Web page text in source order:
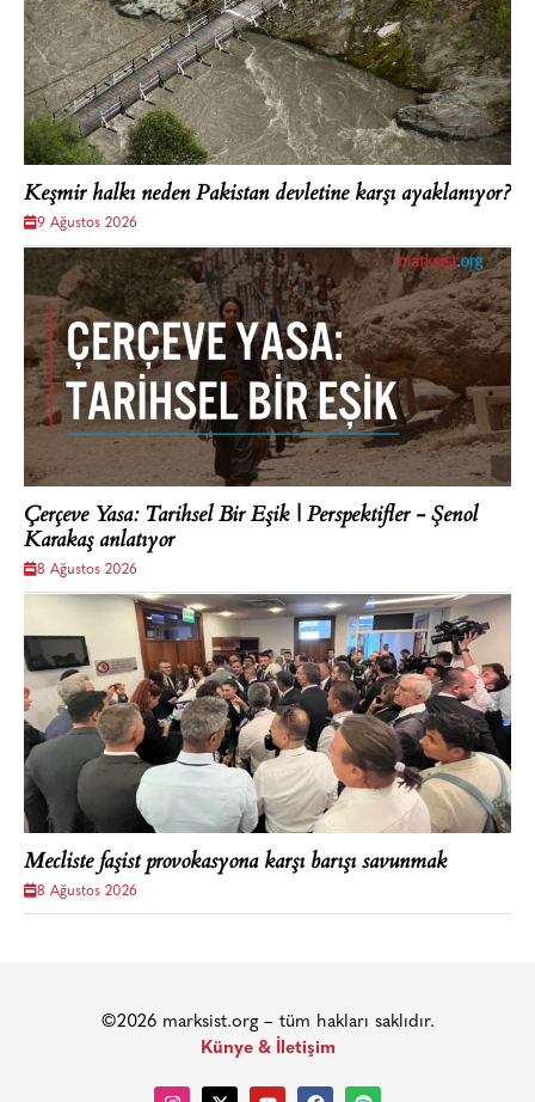
Keşmir halkı neden Pakistan devletine karşı ayaklanıyor?
9 Ağustos 2026
Çerçeve Yasa: Tarihsel Bir Eşik | Perspektifler - Şenol
Karakaş anlatıyor
8 Ağustos 2026
Mecliste faşist provokasyona karşı barışı savunmak
8 Ağustos 2026
©2026 marksist.org – tüm hakları saklıdır.
Künye & İletişim